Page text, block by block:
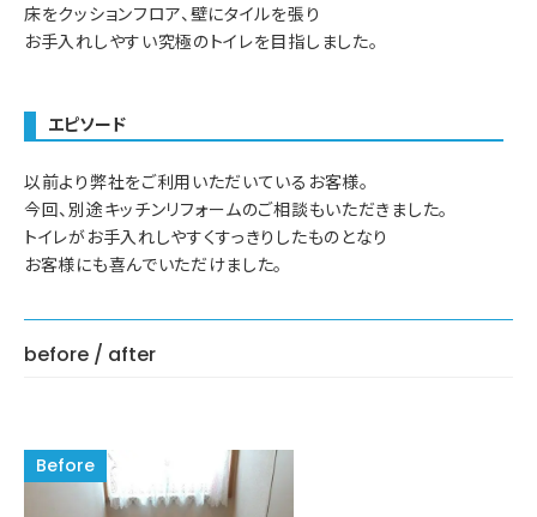
床をクッションフロア、壁にタイルを張り
お手入れしやすい究極のトイレを目指しました。
エピソード
以前より弊社をご利用いただいているお客様。
今回、別途キッチンリフォームのご相談もいただきました。
トイレがお手入れしやすくすっきりしたものとなり
お客様にも喜んでいただけました。
before / after